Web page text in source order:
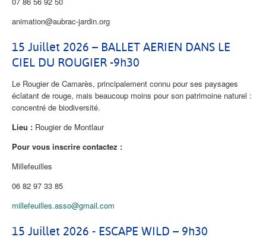
animation@aubrac-jardin.org
15 Juillet 2026 – BALLET AERIEN DANS LE
CIEL DU ROUGIER -9h30
Le Rougier de Camarès, principalement connu pour ses paysages
éclatant de rouge, mais beaucoup moins pour son patrimoine naturel :
concentré de biodiversité.
Lieu : Rougier de Montlaur
Pour vous inscrire contactez :
Millefeuilles
06 82 97 33 85
millefeuilles.asso@gmail.com
15 Juillet 2026 - ESCAPE WILD – 9h30